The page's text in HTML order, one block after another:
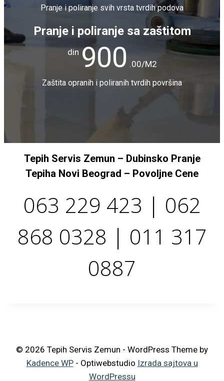
Pranje i poliranje svih vrsta tvrdih podova
Pranje i poliranje sa zaštitom
din 900 .00/M2
Zaštita opranih i poliranih tvrdih površina
Tepih Servis Zemun – Dubinsko Pranje
Tepiha Novi Beograd – Povoljne Cene
063 229 423 | 062
868 0328 | 011 317
0887
© 2026 Tepih Servis Zemun - WordPress Theme by
Kadence WP- Optiwebstudio Izrada sajtova u
WordPressu